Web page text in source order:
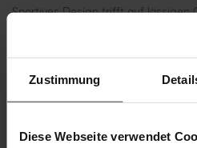
Zustimmung
Diese Webseite verwendet
Sportives Design trifft auf lässigen
Ballerina KLARA vereint edle
wie den Einsätzen in leicht
Weite K gibt dem Fuß viel Platz,
einer cleanen Silhouette, die den
Garderobe kombinieren Sie unsere
ist besonders leicht und rutschfest.